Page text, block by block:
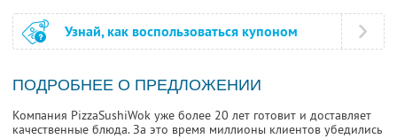
Узнай, как воспользоваться купоном
ПОДРОБНЕЕ О ПРЕДЛОЖЕНИИ
Компания PizzaSushiWok уже более 20 лет готовит и доставляет
качественные блюда. За это время миллионы клиентов убедились